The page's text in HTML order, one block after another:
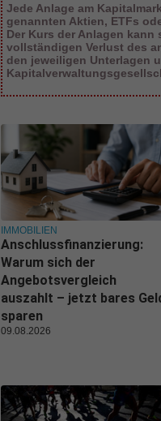
Jede Anlage am
genannten Aktien, ETFs
Der Kurs der Anlagen
vollständigen Verlust des
den jeweiligen Unterlagen
IMMOBILIEN
Anschlussfinanzierung:
Warum sich der
Angebotsvergleich
auszahlt – jetzt bares
sparen
09.08.2026